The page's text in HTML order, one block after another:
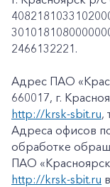
2466132221.
Адрес ПАО
660017, г.
http://krsk-sbit.ru,
Адреса офисов
обработке
ПАО
http://krsk-sbit.ru